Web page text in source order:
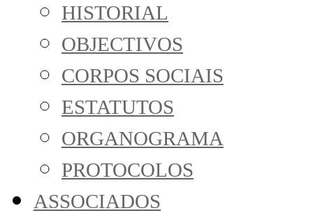
HISTORIAL
OBJECTIVOS
CORPOS SOCIAIS
ESTATUTOS
ORGANOGRAMA
PROTOCOLOS
ASSOCIADOS